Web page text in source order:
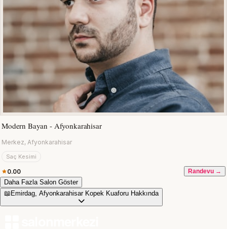
Modern Bayan - Afyonkarahisar
Merkez, Afyonkarahisar
Saç Kesimi
0.00 Randevu →
Daha Fazla Salon Göster
📖 Emirdag, Afyonkarahisar Kopek Kuaforu Hakkında